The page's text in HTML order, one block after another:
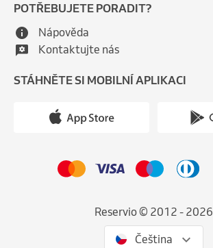
POTŘEBUJETE PORADIT?
Nápověda
Kontaktujte nás
STÁHNĚTE SI MOBILNÍ APLIKACI
Reservio © 2012 - 2026
Čeština